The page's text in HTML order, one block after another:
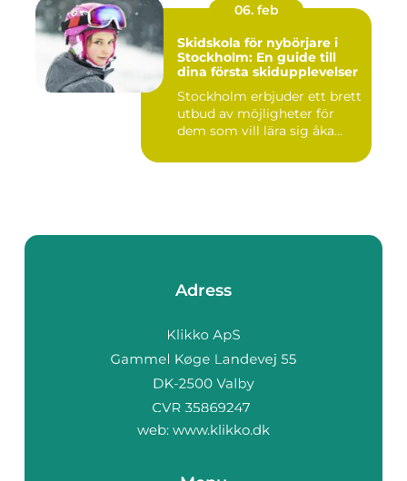
06. feb
Skidskola för nybörjare i
Stockholm: En guide till
dina första skidupplevelser
Stockholm erbjuder ett brett
utbud av möjligheter för
dem som vill lära sig åka...
Adress
web: www.klikko.dk